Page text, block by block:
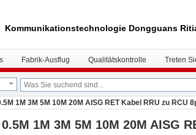
Kommunikationstechnologie Dongguans
Fabrik-Ausflug Qualitätskontrolle Treten
1M 3M 5M 10M 20M AISG RET Kabel RRU zu RCU
0.5M 1M 3M 5M 10M 20M AISG